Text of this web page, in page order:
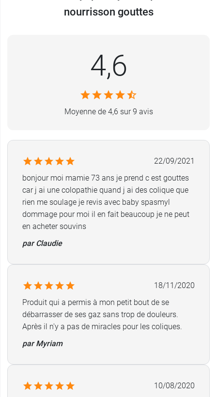
l’activité principale de ce laboratoire, le secteur
dermatologique qui constitue un moteur
il met en œuvre technicité et réactivité.
Et pour les plus grands, dès 15 ans, contre les
excès de gaz et les ballonnements, les
Meteogaz en sticks de poudre orodispersible
Conditionnement :Flacon compte-gouttes de 30
nourrisson gouttes
4,6
Moyenne de 4,6 sur 9 avis
22/09/2021
bonjour moi mamie 73 ans je prend c est gouttes
car j ai une colopathie quand j ai des colique que
rien me soulage je revis avec baby spasmyl
dommage pour moi il en fait beaucoup je ne peut
en acheter souvins
par Claudie
18/11/2020
Produit qui a permis à mon petit bout de se
débarrasser de ses gaz sans trop de douleurs.
Après il n'y a pas de miracles pour les coliques.
par Myriam
10/08/2020